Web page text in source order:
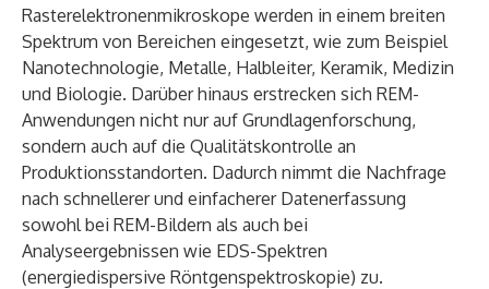
Rasterelektronenmikroskope werden in einem breiten
Spektrum von Bereichen eingesetzt, wie zum Beispiel
Nanotechnologie, Metalle, Halbleiter, Keramik, Medizin
und Biologie. Darüber hinaus erstrecken sich REM-
Anwendungen nicht nur auf Grundlagenforschung,
sondern auch auf die Qualitätskontrolle an
Produktionsstandorten. Dadurch nimmt die Nachfrage
nach schnellerer und einfacherer Datenerfassung
sowohl bei REM-Bildern als auch bei
Analyseergebnissen wie EDS-Spektren
(energiedispersive Röntgenspektroskopie) zu.